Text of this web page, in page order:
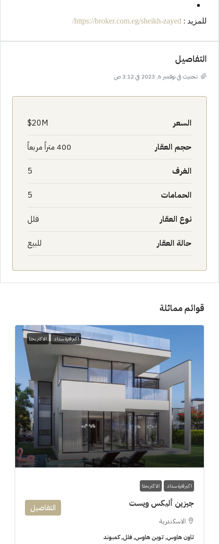
للمزيد : https://broker.com.eg/sheikh-zayed/
التفاصيل
تحديث في نوفمبر 6, 2023 في 3:12 ص
السعر 20M$
حجم العقار 400 متراً مربعاً
الغرف 5
الحمامات 5
نوع العقار فلل
حالة العقار للبيع
قوائم مماثلة
اكبر فترة سداد الاكثر بحثا
اكبر فترة سداد الاكثر بحثا
جيزين أليكس ويست
الاسكندرية
تاون هاوس, توين هاوس, فلل, كمبوند
التفاصيل